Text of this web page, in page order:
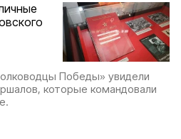
Победы» увидели
которые командовали